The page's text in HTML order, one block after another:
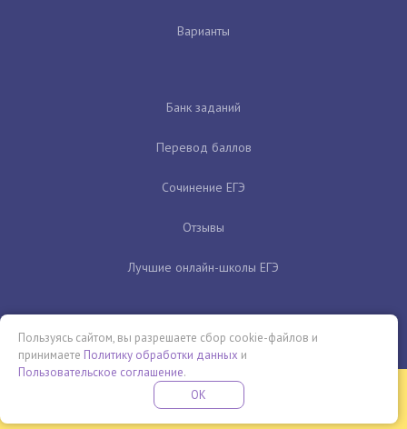
Варианты
Банк заданий
Перевод баллов
Сочинение ЕГЭ
Отзывы
Лучшие онлайн-школы ЕГЭ
Бесплатная летняя школа
ПРОВЕДИ ЭТО ЛЕТО С ПОЛЬЗОЙ
Пользуясь сайтом, вы разрешаете сбор cookie-файлов и
принимаете Политику обработки данных и
Пользовательское соглашение.
OK